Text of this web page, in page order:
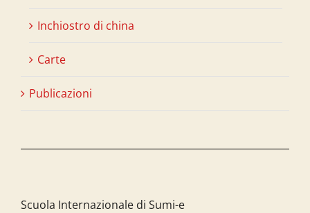
Inchiostro di china
Carte
Publicazioni
Scuola Internazionale di Sumi-e